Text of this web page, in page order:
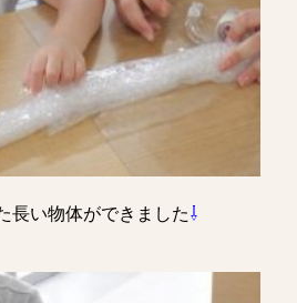
長い物体ができました⇩